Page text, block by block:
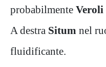
probabilmente Veroli
A destra Situm nel
fluidificante.